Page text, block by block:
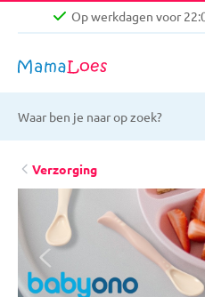
Op werkdagen voor
Niet goed,
Gratis
Op werkdagen voor
Verzorging